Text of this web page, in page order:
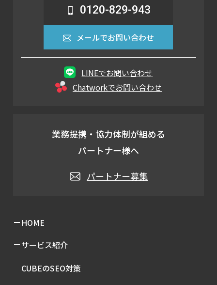
0120-829-943
メールでお問い合わせ
LINEでお問い合わせ
Chatworkでお問い合わせ
業務提携・協力体制が組める
パートナー様へ
パートナー募集
HOME
サービス紹介
CUBEのSEO対策